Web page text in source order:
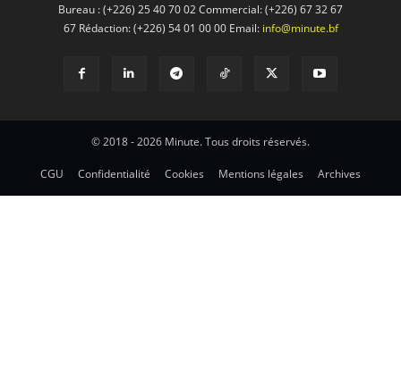
Bureau : (+226) 25 40 70 02 Commercial: (+226) 67 32 67
67 Rédaction: (+226) 54 01 00 00 Email: info@minute.bf
© 2018 - 2026 Minute. Tous droits réservés.
CGU Confidentialité Cookies Mentions légales Archives